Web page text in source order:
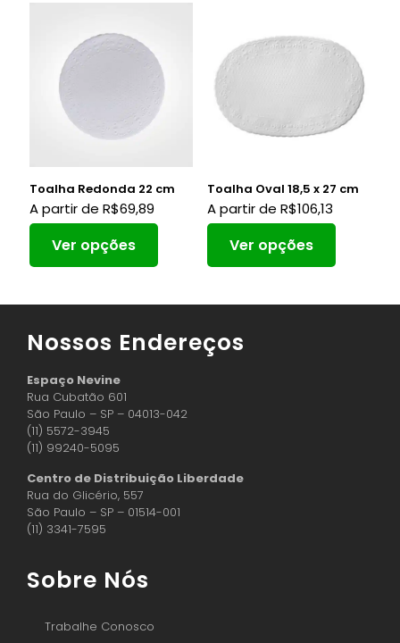
Toalha Redonda 22 cm
A partir de R$69,89
Ver opções
Toalha Oval 18,5 x 27 cm
A partir de R$106,13
Ver opções
Nossos Endereços
Espaço Nevine
Rua Cubatão 601
São Paulo – SP – 04013-042
(11) 5572-3945
(11) 99240-5095
Centro de Distribuição Liberdade
Rua do Glicério, 557
São Paulo – SP – 01514-001
(11) 3341-7595
Sobre Nós
Trabalhe Conosco